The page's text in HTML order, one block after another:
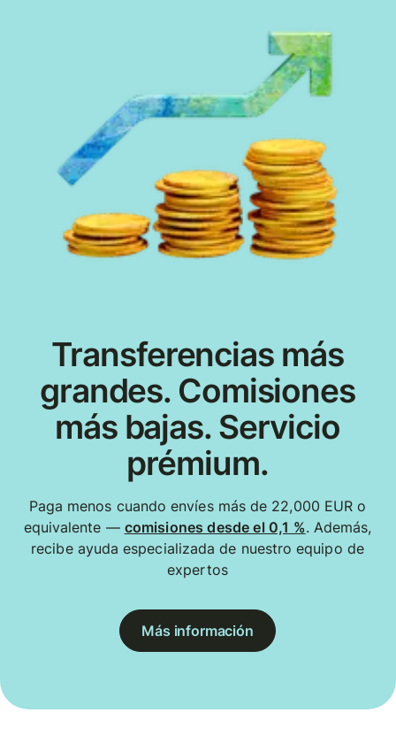
Transferencias más
grandes. Comisiones
más bajas. Servicio
prémium.
Paga menos cuando envíes más de 22,000 EUR o
equivalente — comisiones desde el 0,1 %. Además,
recibe ayuda especializada de nuestro equipo de
expertos
Más información